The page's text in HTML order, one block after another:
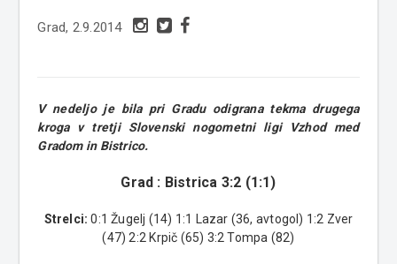
Grad, 2.9.2014
V nedeljo je bila pri Gradu odigrana tekma drugega
kroga v tretji Slovenski nogometni ligi Vzhod med
Gradom in Bistrico.
Grad : Bistrica 3:2 (1:1)
Strelci:0:1 Žugelj (14) 1:1 Lazar (36, avtogol) 1:2 Zver
(47) 2:2 Krpič (65) 3:2 Tompa (82)